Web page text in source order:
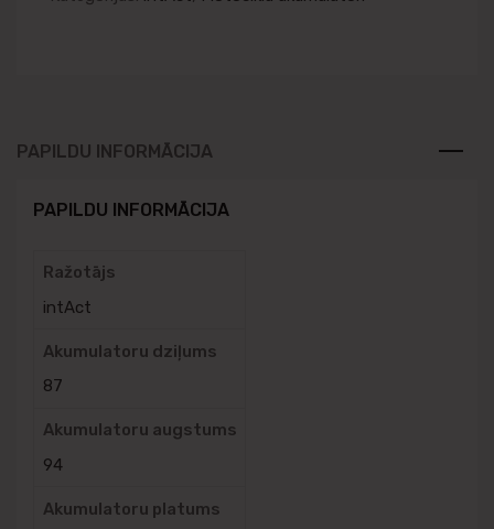
PAPILDU INFORMĀCIJA
PAPILDU INFORMĀCIJA
Ražotājs
intAct
Akumulatoru dziļums
87
Akumulatoru augstums
94
Akumulatoru platums